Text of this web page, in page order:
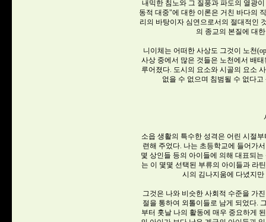
내믹한 침노와 그 질풍과 파도의 열광
동적 대중"에 대한 이론은 거친 바다의
리의 바탕이자 심연으로서의 절대적인
의 종교의 본질에 대
니이체는 어떠한 사상도 그것이 노천
사상 중에서 많은 것들은 노천에서 배
루어졌다. 도시의 요소와 시골의 요소
없을 수 없으며 침범될 수 없다
소읍 생활의 특수한 성격은 어린 시절
련해 주었다. 나는 초등학교에 들어가
몇 상인들 등의 아이들에 의해 대표되
는 이 몇몇 선택된 부류의 아이들과 라
시의 김나지움에 다녔지
그것은 나와 비슷한 사회적 수준을 가
절을 통하여 외톨이들로 남게 되었다.
부터 훗날 나의 활동에 매우 중요하게